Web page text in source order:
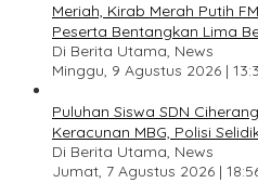
Meriah, Kirab Merah Putih
Peserta Bentangkan Lima
Di Berita Utama, News
Minggu, 9 Agustus 2026 |
Puluhan Siswa SDN
Keracunan MBG, Polisi
Di Berita Utama, News
Jumat, 7 Agustus 2026 |